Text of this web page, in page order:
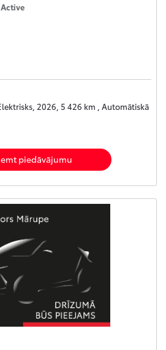
2026, 5 426 km , Automātiskā
piedāvājumu